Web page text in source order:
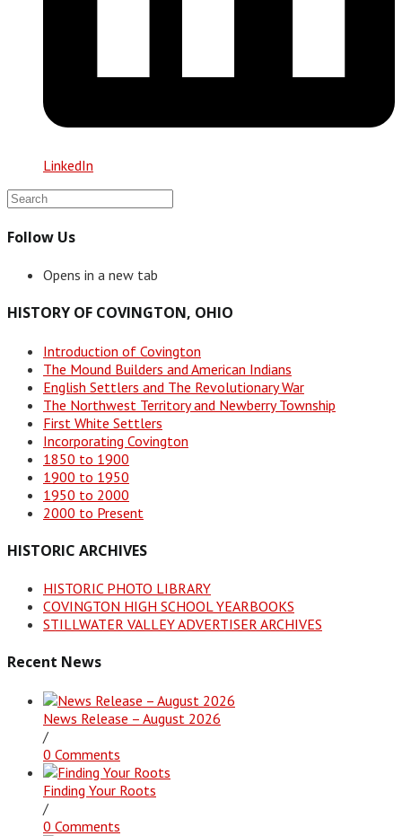
LinkedIn
Follow Us
Opens in a new tab
HISTORY OF COVINGTON, OHIO
Introduction of Covington
The Mound Builders and American Indians
English Settlers and The Revolutionary War
The Northwest Territory and Newberry Township
First White Settlers
Incorporating Covington
1850 to 1900
1900 to 1950
1950 to 2000
2000 to Present
HISTORIC ARCHIVES
HISTORIC PHOTO LIBRARY
COVINGTON HIGH SCHOOL YEARBOOKS
STILLWATER VALLEY ADVERTISER ARCHIVES
Recent News
News Release – August 2026
/
0 Comments
Finding Your Roots
/
0 Comments